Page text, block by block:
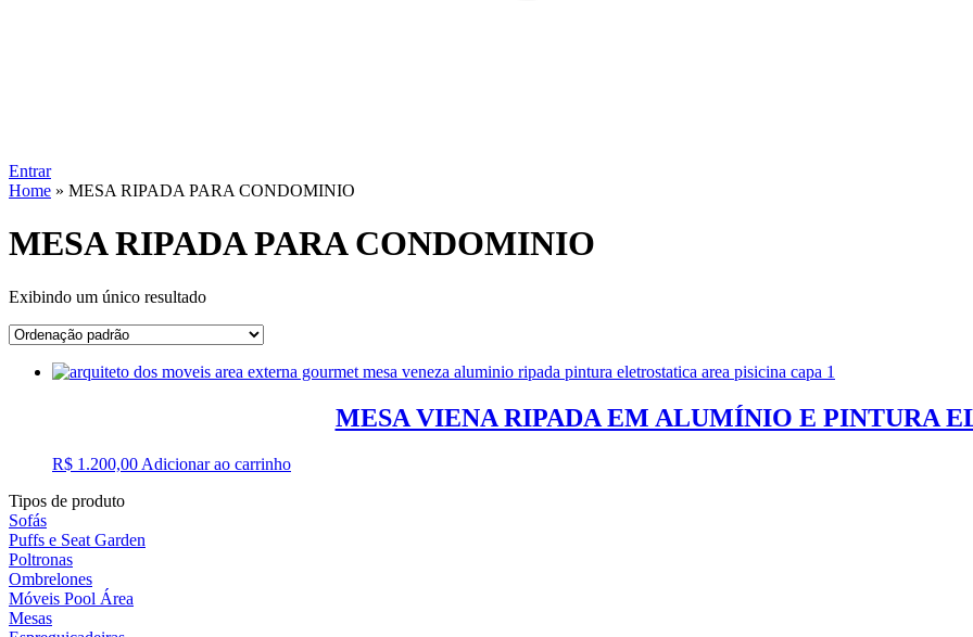
Entrar
Home » MESA RIPADA PARA CONDOMINIO
MESA RIPADA PARA CONDOMINIO
Exibindo um único resultado
MESA VIENA RIPADA EM ALUMÍNIO E PINTURA
R$ 1.200,00 Adicionar ao carrinho
Tipos de produto
Sofás
Puffs e Seat Garden
Poltronas
Ombrelones
Móveis Pool Área
Mesas